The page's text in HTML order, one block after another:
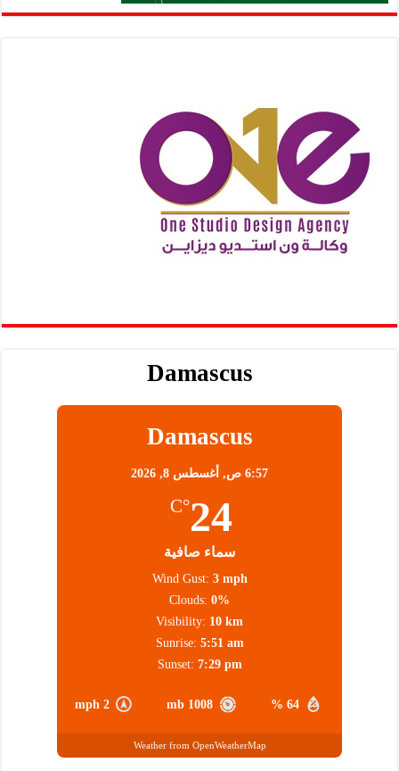
Damascus
Damascus
6:57 ص, أغسطس 8, 2026
24
°C
سماء صافية
64 %
1008 mb
2 mph
Wind Gust: 3 mph
Clouds: 0%
Visibility: 10 km
Sunrise: 5:51 am
Sunset: 7:29 pm
Weather from OpenWeatherMap